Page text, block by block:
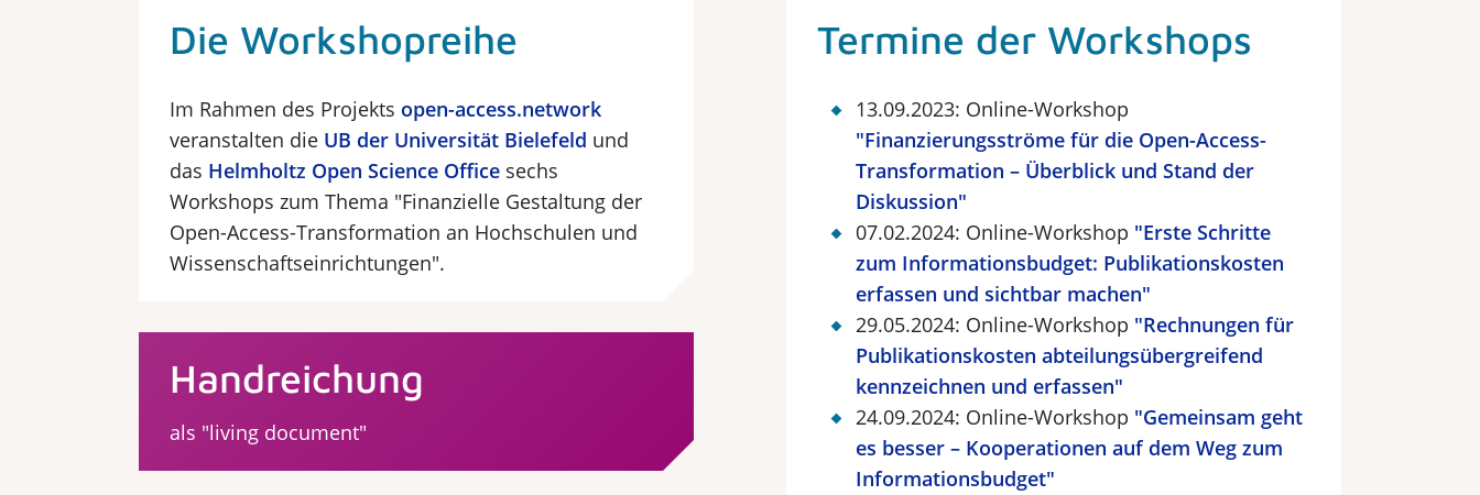
Die Workshopreihe
Im Rahmen des Projekts open-access.network
veranstalten die UB der Universität Bielefeld und
das Helmholtz Open Science Office sechs
Workshops zum Thema "Finanzielle Gestaltung der
Open-Access-Transformation an Hochschulen und
Wissenschaftseinrichtungen".
Handreichung
als "living document"
Termine der Workshops
13.09.2023: Online-Workshop
"Finanzierungsströme für die Open-Access-
Transformation – Überblick und Stand der
Diskussion"
07.02.2024: Online-Workshop "Erste Schritte
zum Informationsbudget: Publikationskosten
erfassen und sichtbar machen"
29.05.2024: Online-Workshop "Rechnungen für
Publikationskosten abteilungsübergreifend
kennzeichnen und erfassen"
24.09.2024: Online-Workshop "Gemeinsam geht
es besser – Kooperationen auf dem Weg zum
Informationsbudget"